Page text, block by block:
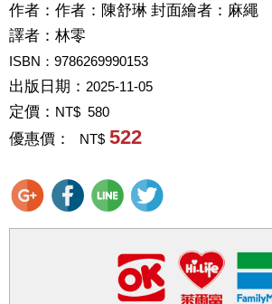
作者： 作者：陳舒琳 封面繪者：麻繩
譯者： 林零
ISBN：9786269990153
出版日期： 2025-11-05
定價： NT$ 580
優惠價： NT$ 522